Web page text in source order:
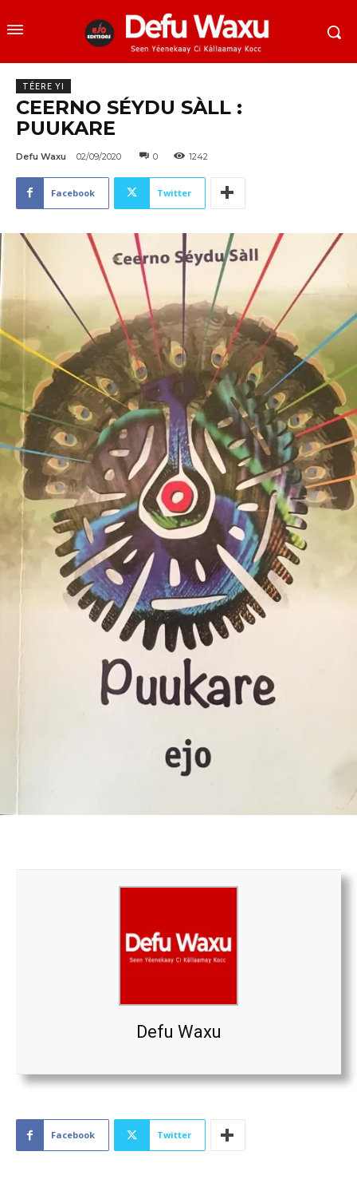
TÉERE YI
CEERNO SÉYDU SÀLL :
PUUKARE
Defu Waxu 02/09/2020 0 1242
Facebook Twitter
Defu Waxu
Facebook Twitter